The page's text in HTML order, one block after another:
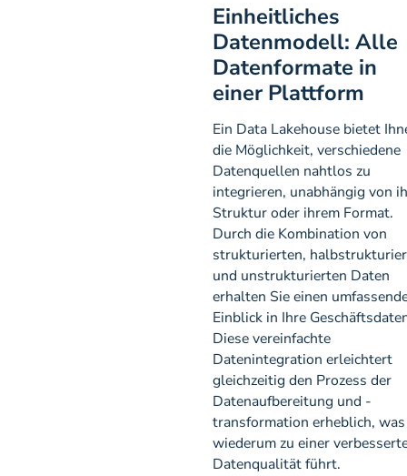
Einheitliches
Datenmodell: Alle
Datenformate in
einer Plattform
Ein Data Lakehouse bietet
die Möglichkeit, verschiedene
Datenquellen nahtlos zu
integrieren, unabhängig von
Struktur oder ihrem Format.
Durch die Kombination von
strukturierten,
und unstrukturierten Daten
erhalten Sie einen
Einblick in Ihre
Diese vereinfachte
Datenintegration erleichtert
gleichzeitig den Prozess der
Datenaufbereitung und -
transformation erheblich, was
wiederum zu einer
Datenqualität führt.